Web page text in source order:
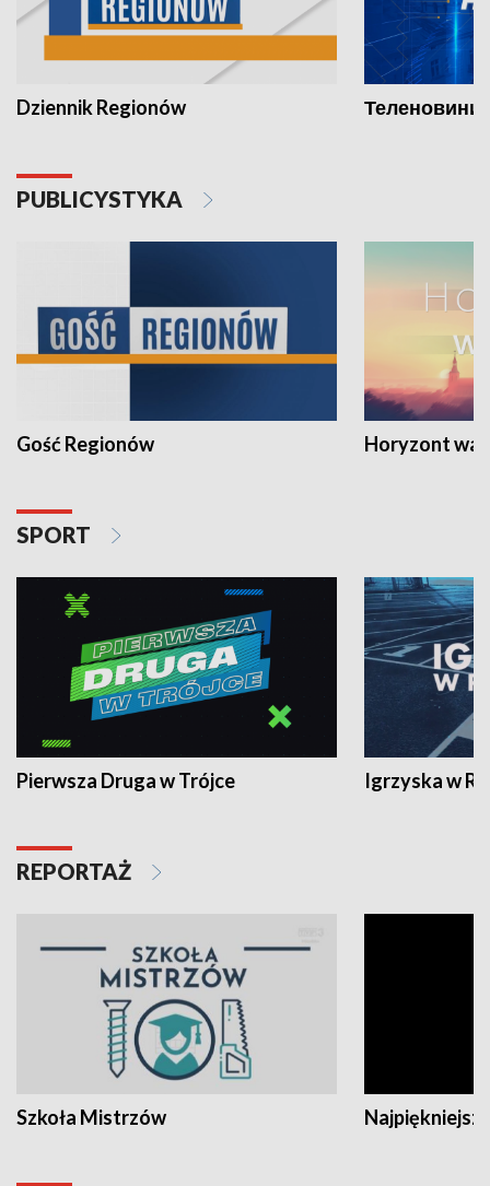
Dziennik Regionów Теленовини
PUBLICYSTYKA
Gość Regionów Horyzont
SPORT
Pierwsza Druga w Trójce Igrzyska w
REPORTAŻ
Szkoła Mistrzów